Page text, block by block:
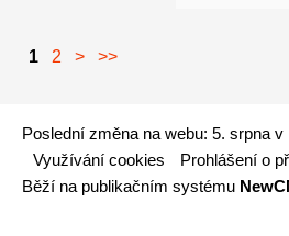
1 2 > >>
Poslední změna na webu: 5. srpna v
Využívání cookies
Prohlášení o
Běží na publikačním systému